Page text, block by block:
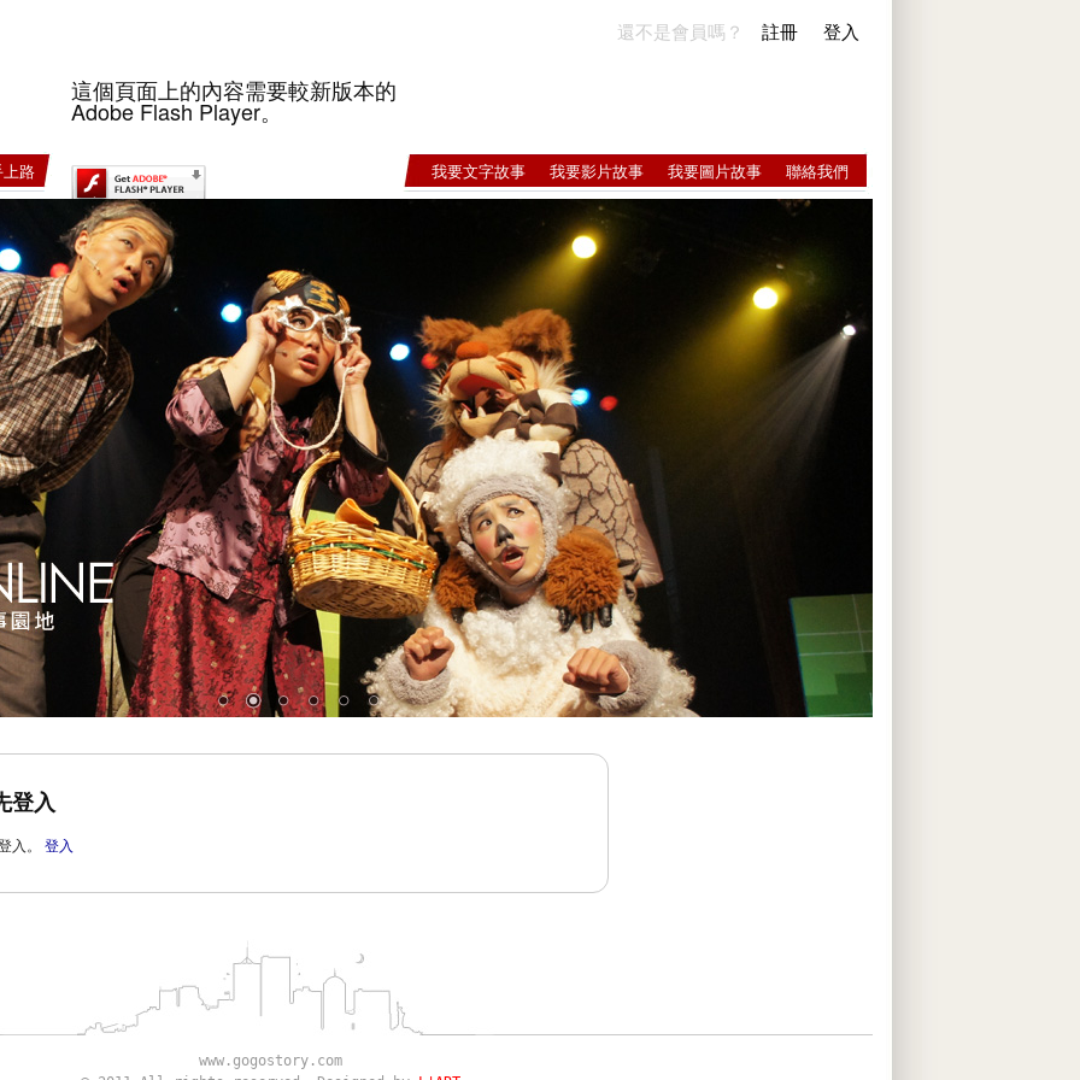
還不是會員嗎？ 註冊 登入
這個頁面上的內容需要較新版本的
Adobe Flash Player。
路 我要文字故事 我要影片故事 我要圖片故事 聯絡我們
登入
入。 登入
www.gogostory.com